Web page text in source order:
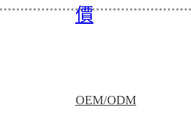
價
OEM/ODM